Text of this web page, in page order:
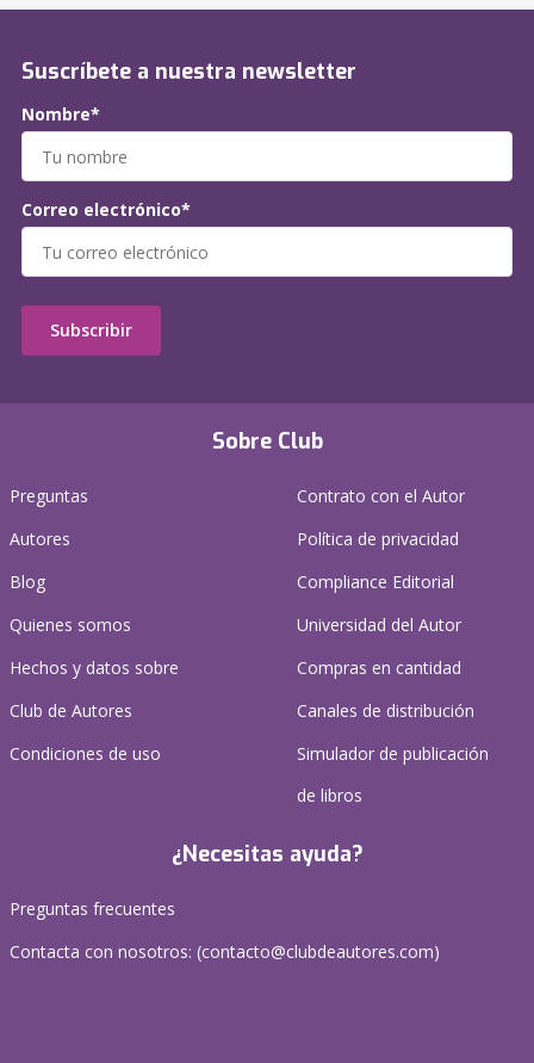
Sobre Club
Preguntas
Autores
Blog
Quienes somos
Hechos y datos sobre
Club de Autores
Condiciones de uso
Contrato con el Autor
Política de privacidad
Compliance Editorial
Universidad del Autor
Compras en cantidad
Canales de distribución
Simulador de publicación
de libros
¿Necesitas ayuda?
Preguntas frecuentes
Contacta con nosotros: (contacto@clubdeautores.com)
Suscríbete a nuestra newsletter
Nombre*
Correo electrónico*
Subscribir